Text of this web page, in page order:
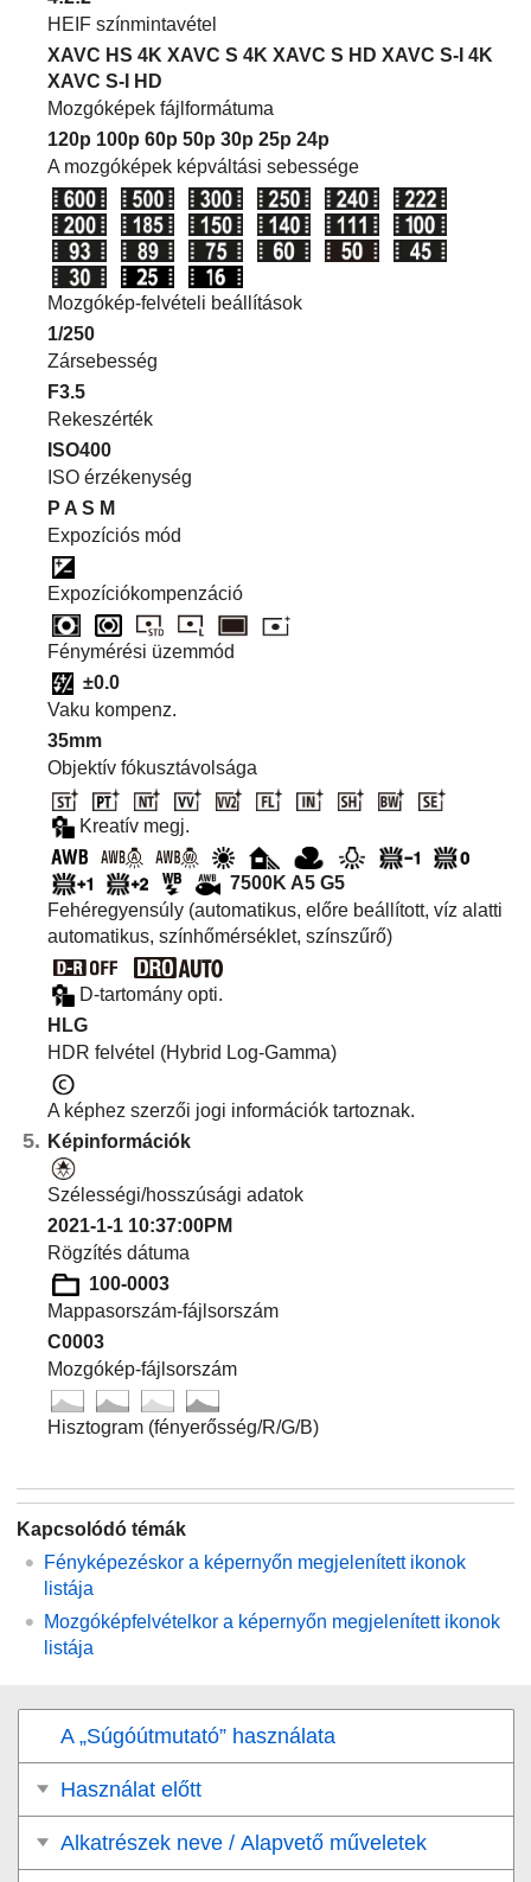
HEIF színmintavétel
XAVC HS 4K XAVC S 4K XAVC S HD XAVC S-I 4K
XAVC S-I HD
Mozgóképek fájlformátuma
120p 100p 60p 50p 30p 25p 24p
A mozgóképek képváltási sebessége
Mozgókép-felvételi beállítások
1/250
Zársebesség
F3.5
Rekeszérték
ISO400
ISO érzékenység
P A S M
Expozíciós mód
Expozíciókompenzáció
Fénymérési üzemmód
±0.0
Vaku kompenz.
35mm
Objektív fókusztávolsága
Kreatív megj.
7500K A5 G5
Fehéregyensúly (automatikus, előre beállított, víz alatti
automatikus, színhőmérséklet, színszűrő)
D-tartomány opti.
HLG
HDR felvétel (Hybrid Log-Gamma)
A képhez szerzői jogi információk tartoznak.
Képinformációk
Szélességi/hosszúsági adatok
2021-1-1 10:37:00PM
Rögzítés dátuma
100-0003
Mappasorszám-fájlsorszám
C0003
Mozgókép-fájlsorszám
Hisztogram (fényerősség/R/G/B)
Kapcsolódó témák
Fényképezéskor a képernyőn megjelenített ikonok
listája
Mozgóképfelvételkor a képernyőn megjelenített ikonok
listája
A „Súgóútmutató” használata
Használat előtt
Alkatrészek neve / Alapvető műveletek